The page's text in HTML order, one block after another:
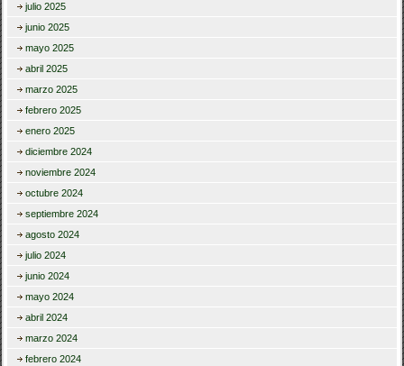
julio 2025
junio 2025
mayo 2025
abril 2025
marzo 2025
febrero 2025
enero 2025
diciembre 2024
noviembre 2024
octubre 2024
septiembre 2024
agosto 2024
julio 2024
junio 2024
mayo 2024
abril 2024
marzo 2024
febrero 2024